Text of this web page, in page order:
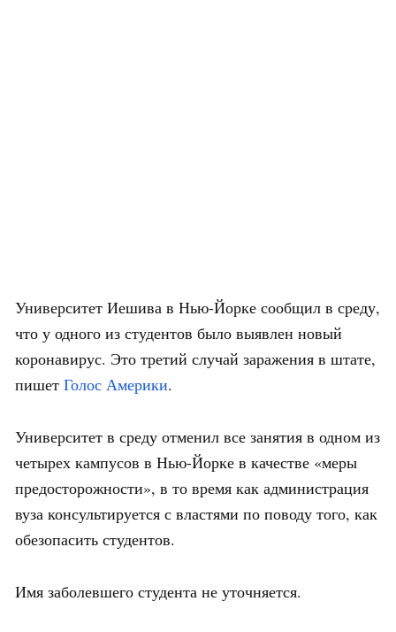
Университет Иешива в Нью-Йорке сообщил в среду,
что у одного из студентов было выявлен новый
коронавирус. Это третий случай заражения в штате,
пишет Голос Америки.
Университет в среду отменил все занятия в одном из
четырех кампусов в Нью-Йорке в качестве «меры
предосторожности», в то время как администрация
вуза консультируется с властями по поводу того, как
обезопасить студентов.
Имя заболевшего студента не уточняется.